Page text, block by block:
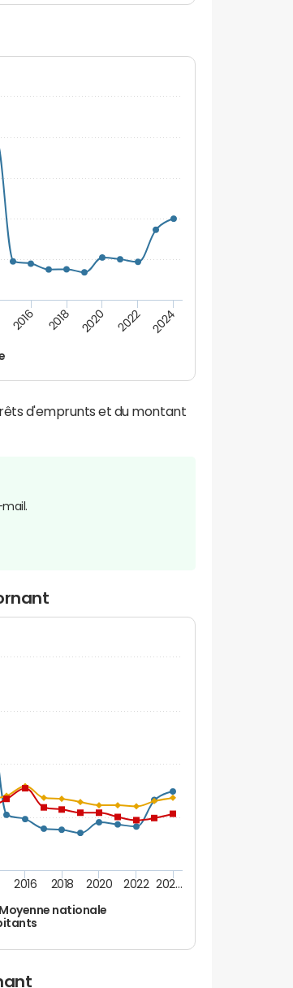
2016 2018 2020 2022 2024
d'emprunts et du montant
Moyenne nationale
2016 2018 2020 2022 202…